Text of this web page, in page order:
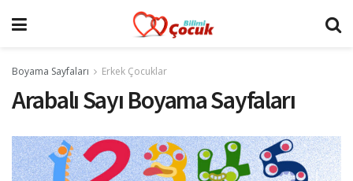
Boyama Sayfaları Erkek Çocuklar
Arabalı Sayı Boyama Sayfaları